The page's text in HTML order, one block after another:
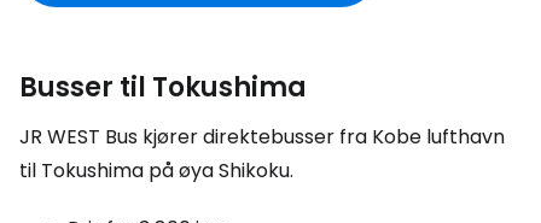
Busser til Tokushima
JR WEST Bus kjører direktebusser fra Kobe lufthavn
til Tokushima på øya Shikoku.